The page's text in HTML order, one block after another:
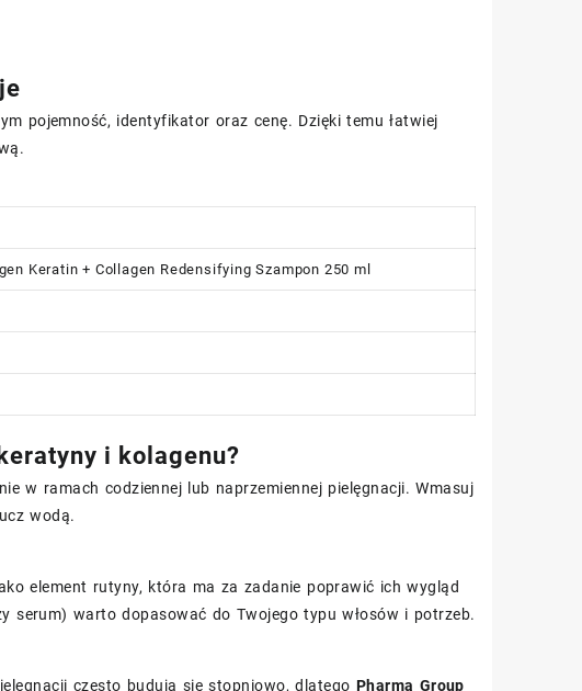
pojemność, identyfikator oraz cenę. Dzięki temu łatwiej
Keratin + Collagen Redensifying Szampon 250 ml
i kolagenu?
w ramach codziennej lub naprzemiennej pielęgnacji. Wmasuj
wodą.
element rutyny, która ma za zadanie poprawić ich wygląd
serum) warto dopasować do Twojego typu włosów i potrzeb.
często budują się stopniowo, dlatego Pharma Group